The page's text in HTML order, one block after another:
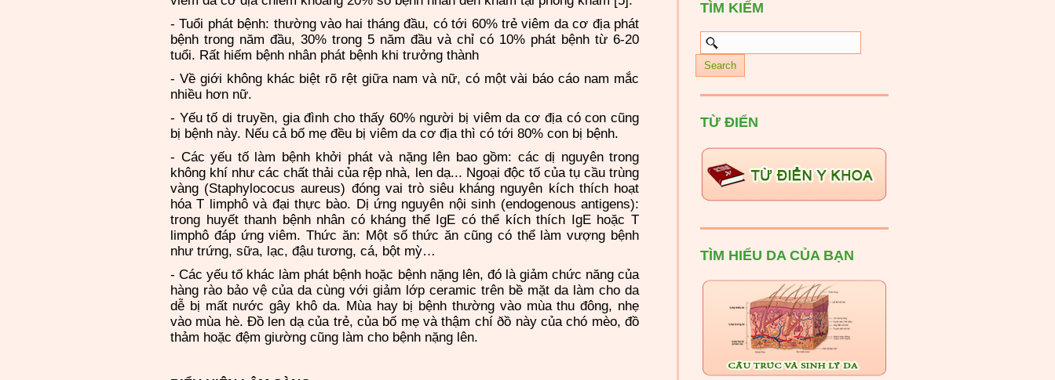
- Tuổi phát bệnh: thường vào hai tháng đầu, có tới 60% trẻ viêm da cơ địa phát
bệnh trong năm đầu, 30% trong 5 năm đầu và chỉ có 10% phát bệnh từ 6-20
tuổi. Rất hiếm bệnh nhân phát bệnh khi trưởng thành
- Về giới không khác biệt rõ rệt giữa nam và nữ, có một vài báo cáo nam mắc
nhiều hơn nữ.
- Yếu tố di truyền, gia đình cho thấy 60% người bị viêm da cơ địa có con cũng
bị bệnh này. Nếu cả bố mẹ đều bị viêm da cơ địa thì có tới 80% con bị bệnh.
- Các yếu tố làm bệnh khởi phát và nặng lên bao gồm: các dị nguyên trong
không khí như các chất thải của rệp nhà, len dạ... Ngoại độc tố của tụ cầu trùng
vàng (Staphylococus aureus) đóng vai trò siêu kháng nguyên kích thích hoạt
hóa T limphô và đại thực bào. Dị ứng nguyên nội sinh (endogenous antigens):
trong huyết thanh bệnh nhân có kháng thể IgE có thể kích thích IgE hoặc T
limphô đáp ứng viêm. Thức ăn: Một số thức ăn cũng có thể làm vượng bệnh
như trứng, sữa, lạc, đậu tương, cá, bột mỳ…
- Các yếu tố khác làm phát bệnh hoặc bệnh nặng lên, đó là giảm chức năng của
hàng rào bảo vệ của da cùng với giảm lớp ceramic trên bề mặt da làm cho da
dễ bị mất nước gây khô da. Mùa hay bị bệnh thường vào mùa thu đông, nhẹ
vào mùa hè. Ðồ len dạ của trẻ, của bố mẹ và thậm chí ðồ này của chó mèo, đồ
thảm hoặc đệm giường cũng làm cho bệnh nặng lên.
TÌM KIẾM
TỪ ĐIỂN
TÌM HIỂU DA CỦA BẠN